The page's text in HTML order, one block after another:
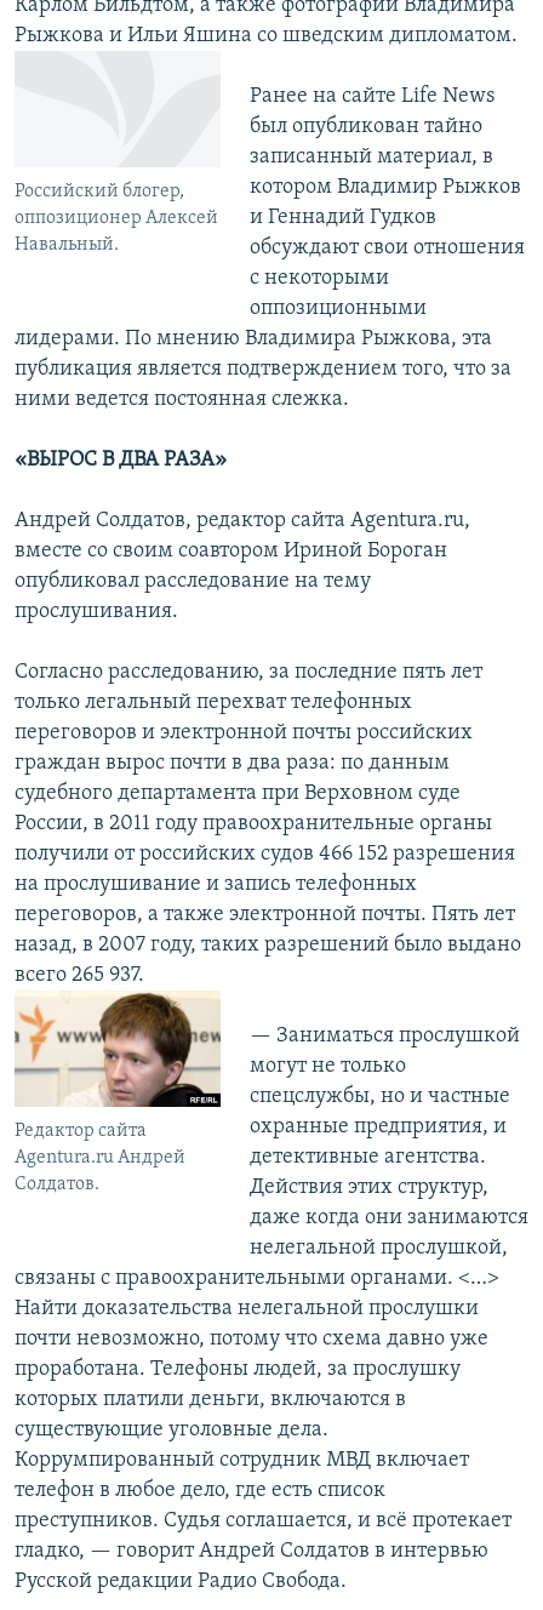
Карлом Бильдтом, а также фотографии Владимира
Рыжкова и Ильи Яшина со шведским дипломатом.
Российский блогер,
оппозиционер Алексей
Навальный.
Ранее на сайте Life News
был опубликован тайно
записанный материал, в
котором Владимир Рыжков
и Геннадий Гудков
обсуждают свои отношения
с некоторыми
оппозиционными
лидерами. По мнению Владимира Рыжкова, эта
публикация является подтверждением того, что за
ними ведется постоянная слежка.
«ВЫРОС В ДВА РАЗА»
Андрей Солдатов, редактор сайта Agentura.ru,
вместе со своим соавтором Ириной Бороган
опубликовал расследование на тему
прослушивания.
Согласно расследованию, за последние пять лет
только легальный перехват телефонных
переговоров и электронной почты российских
граждан вырос почти в два раза: по данным
судебного департамента при Верховном суде
России, в 2011 году правоохранительные органы
получили от российских судов 466 152 разрешения
на прослушивание и запись телефонных
переговоров, а также электронной почты. Пять лет
назад, в 2007 году, таких разрешений было выдано
всего 265 937.
Редактор сайта
Agentura.ru Андрей
Солдатов.
— Заниматься прослушкой
могут не только
спецслужбы, но и частные
охранные предприятия, и
детективные агентства.
Действия этих структур,
даже когда они занимаются
нелегальной прослушкой,
связаны с правоохранительными органами. <…>
Найти доказательства нелегальной прослушки
почти невозможно, потому что схема давно уже
проработана. Телефоны людей, за прослушку
которых платили деньги, включаются в
существующие уголовные дела.
Коррумпированный сотрудник МВД включает
телефон в любое дело, где есть список
преступников. Судья соглашается, и всё протекает
гладко, — говорит Андрей Солдатов в интервью
Русской редакции Радио Свобода.